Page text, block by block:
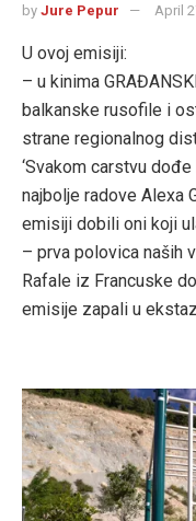
by Jure Pepur April
U ovoj emisiji:
– u kinima
balkanske rusofile i
strane regionalnog
‘Svakom carstvu
najbolje radove Alexa
emisiji dobili oni koji
– prva polovica naših
Rafale iz Francuske
emisije zapali u